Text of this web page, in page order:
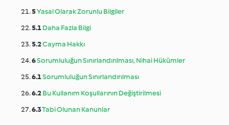
5Yasal Olarak Zorunlu Bilgiler
5.1Daha Fazla Bilgi
5.2Cayma Hakkı
6Sorumluluğun Sınırlandırılması, Nihai Hükümler
6.1Sorumluluğun Sınırlandırılması
6.2Bu Kullanım Koşullarının Değiştirilmesi
6.3Tabi Olunan Kanunlar